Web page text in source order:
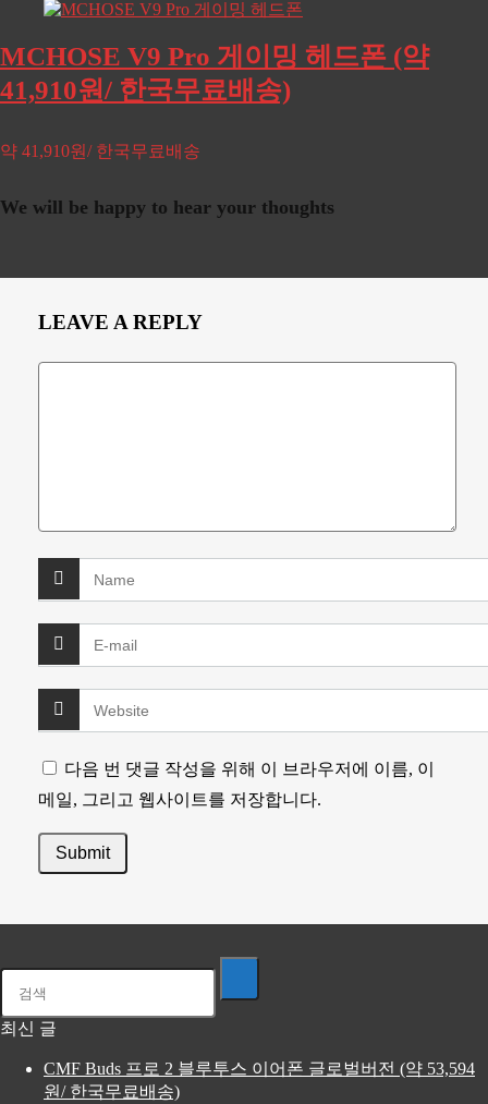
MCHOSE V9 Pro 게이밍 헤드폰 (약
41,910원/ 한국무료배송)
약 41,910원/ 한국무료배송
We will be happy to hear your thoughts
LEAVE A REPLY
다음 번 댓글 작성을 위해 이 브라우저에 이름, 이
메일, 그리고 웹사이트를 저장합니다.
최신 글
CMF Buds 프로 2 블루투스 이어폰 글로벌버전 (약 53,594
원/ 한국무료배송)